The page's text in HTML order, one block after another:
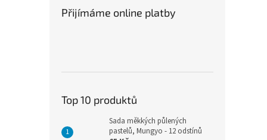
Přijímáme online platby
Top 10 produktů
Sada měkkých půlených
pastelů, Mungyo - 12 odstínů